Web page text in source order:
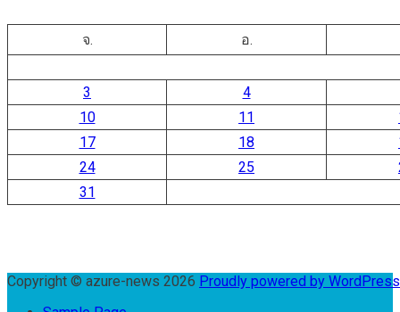
จ. อ.
3
4
10
11
17
18
24
25
31
Copyright © azure-news 2026 Proudly powered by